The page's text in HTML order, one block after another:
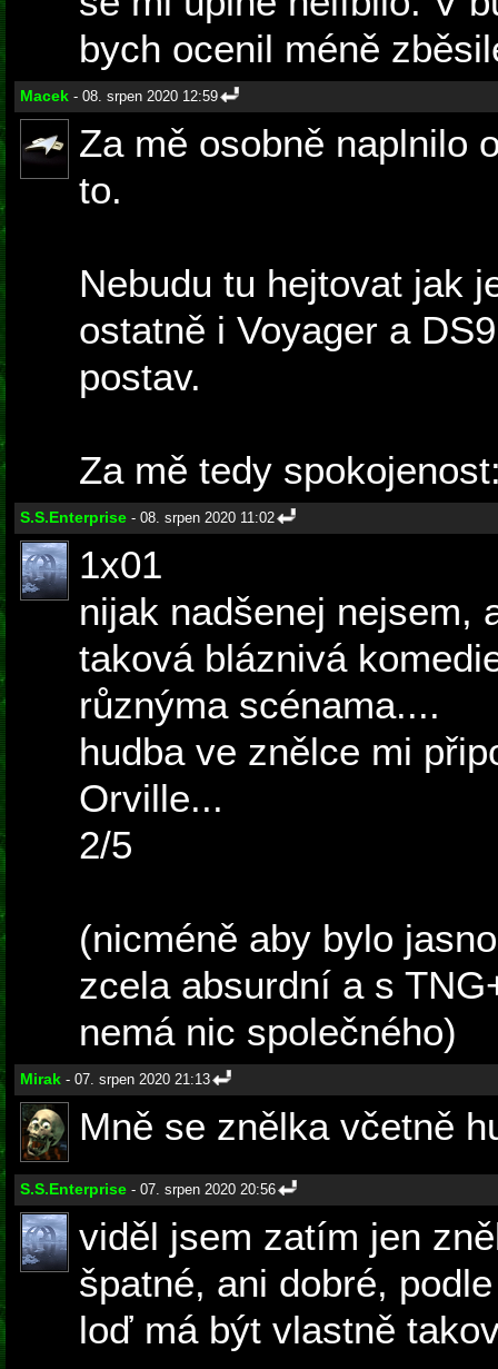
bych ocenil méně
Macek - 08. srpen 2020 12:59
Za mě osobně naplnilo
to.
Nebudu tu hejtovat jak
ostatně i Voyager a
postav.
Za mě tedy
S.S.Enterprise - 08. srpen 2020 11:02
1x01
nijak nadšenej nejsem,
taková bláznivá
různýma scénama....
hudba ve znělce mi
Orville...
2/5
(nicméně aby bylo
zcela absurdní a s
nemá nic společného)
Mirak - 07. srpen 2020 21:13
Mně se znělka včetně
S.S.Enterprise - 07. srpen 2020 20:56
viděl jsem zatím jen
špatné, ani dobré,
loď má být vlastně